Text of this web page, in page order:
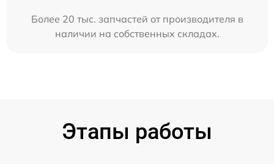
Более 20 тыс. запчастей от производителя в
наличии на собственных складах.
Этапы работы